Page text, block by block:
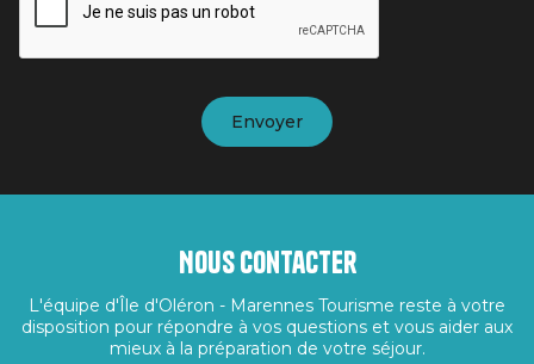
Nous contacter
L'équipe d'Île d'Oléron - Marennes Tourisme reste à votre
disposition pour répondre à vos questions et vous aider aux
mieux à la préparation de votre séjour.